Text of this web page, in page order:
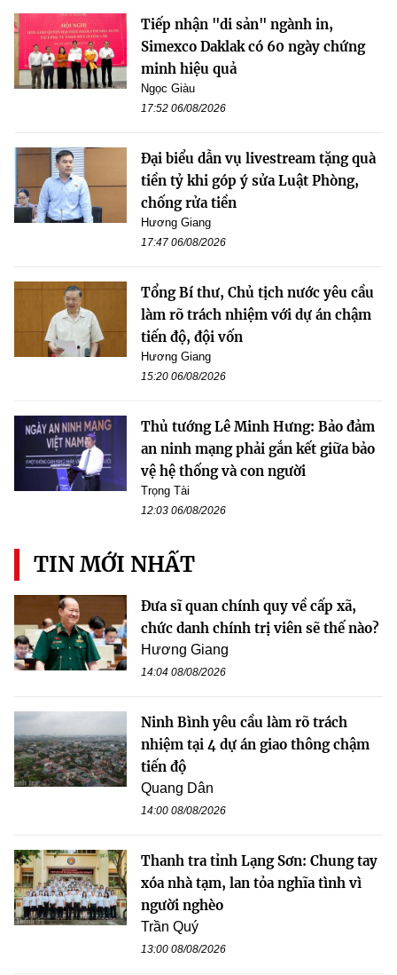
Tiếp nhận "di sản" ngành in,
Simexco Daklak có 60 ngày chứng
minh hiệu quả
Ngọc Giàu
17:52 06/08/2026
Đại biểu dẫn vụ livestream tặng quà
tiền tỷ khi góp ý sửa Luật Phòng,
chống rửa tiền
Hương Giang
17:47 06/08/2026
Tổng Bí thư, Chủ tịch nước yêu cầu
làm rõ trách nhiệm với dự án chậm
tiến độ, đội vốn
Hương Giang
15:20 06/08/2026
Thủ tướng Lê Minh Hưng: Bảo đảm
an ninh mạng phải gắn kết giữa bảo
vệ hệ thống và con người
Trọng Tài
12:03 06/08/2026
TIN MỚI NHẤT
Đưa sĩ quan chính quy về cấp xã,
chức danh chính trị viên sẽ thế nào?
Hương Giang
14:04 08/08/2026
Ninh Bình yêu cầu làm rõ trách
nhiệm tại 4 dự án giao thông chậm
tiến độ
Quang Dân
14:00 08/08/2026
Thanh tra tỉnh Lạng Sơn: Chung tay
xóa nhà tạm, lan tỏa nghĩa tình vì
người nghèo
Trần Quý
13:00 08/08/2026